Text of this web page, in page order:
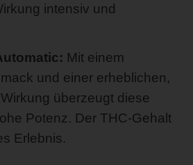
intensiv und
Mit einem
und einer erheblichen,
überzeugt diese
Potenz. Der THC-Gehalt
Erlebnis.